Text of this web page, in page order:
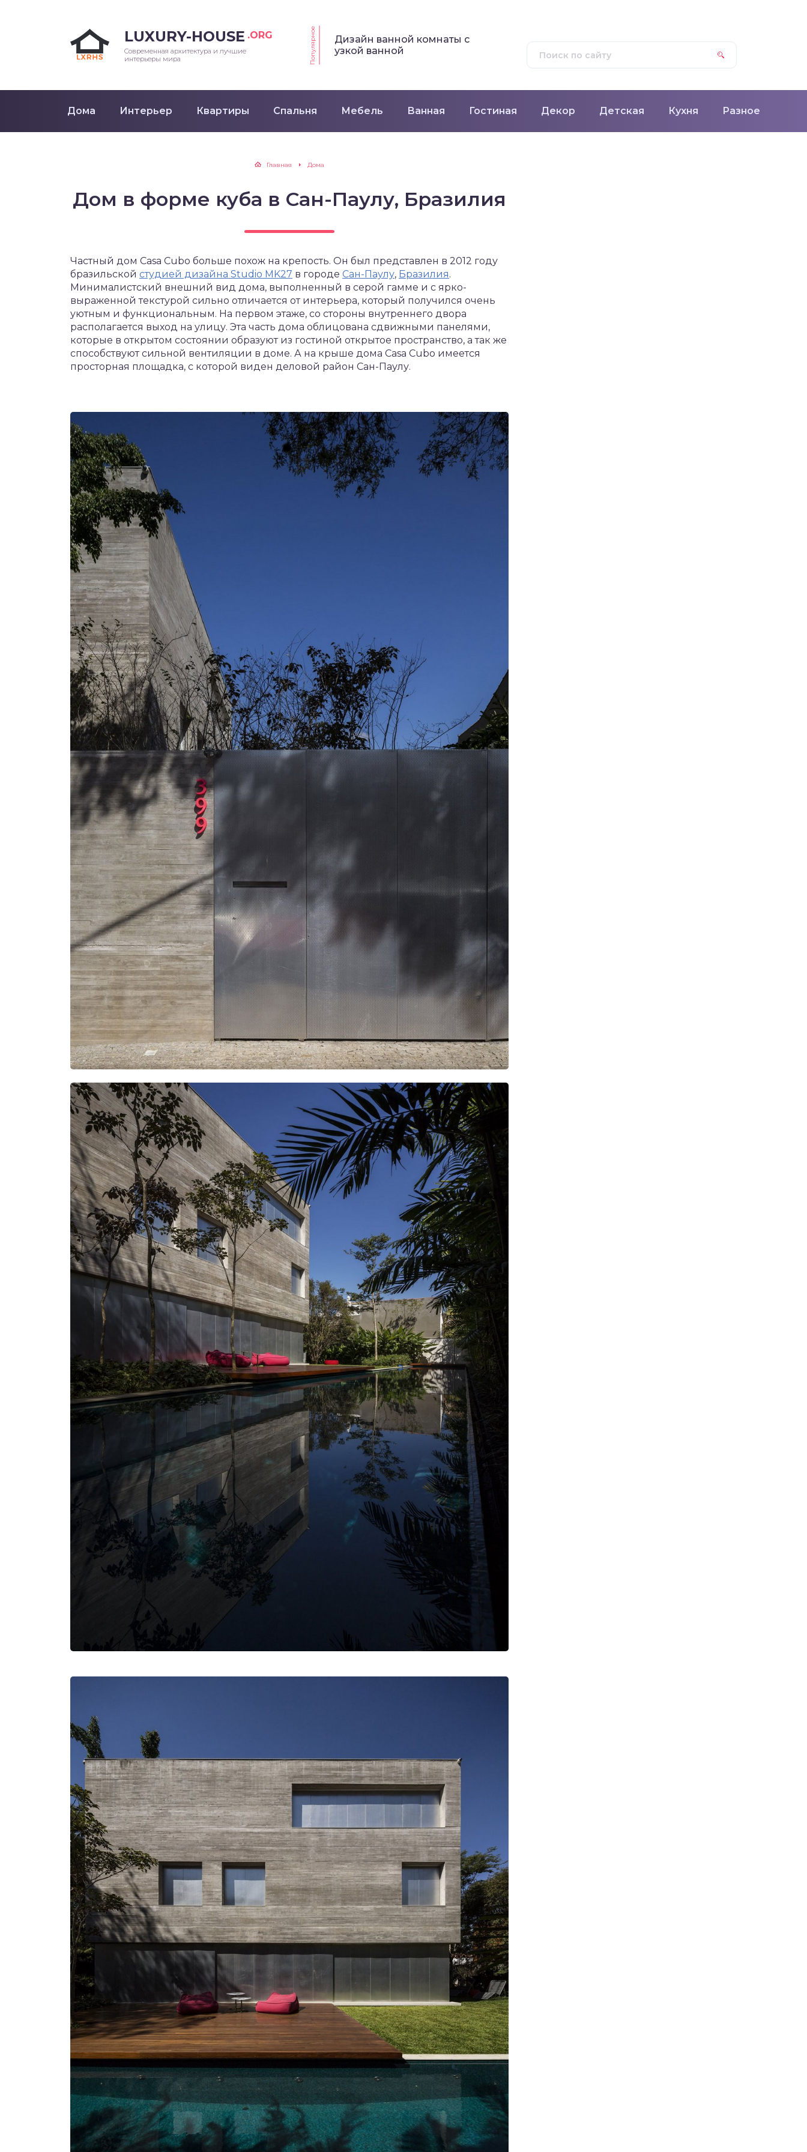
LUXURY-HOUSE .ORG
Современная архитектура и лучшие
интерьеры мира
Популярное
Дизайн ванной комнаты с
узкой ванной
Дома Интерьер Квартиры Спальня Мебель Ванная Гостиная Декор Детская Кухня Разное
Главная Дома
Дом в форме куба в Сан-Паулу, Бразилия
Частный дом Casa Cubo больше похож на крепость. Он был представлен в 2012 году
бразильской студией дизайна Studio MK27 в городе Сан-Паулу, Бразилия.
Минималистский внешний вид дома, выполненный в серой гамме и с ярко-
выраженной текстурой сильно отличается от интерьера, который получился очень
уютным и функциональным. На первом этаже, со стороны внутреннего двора
располагается выход на улицу. Эта часть дома облицована сдвижными панелями,
которые в открытом состоянии образуют из гостиной открытое пространство, а так же
способствуют сильной вентиляции в доме. А на крыше дома Casa Cubo имеется
просторная площадка, с которой виден деловой район Сан-Паулу.